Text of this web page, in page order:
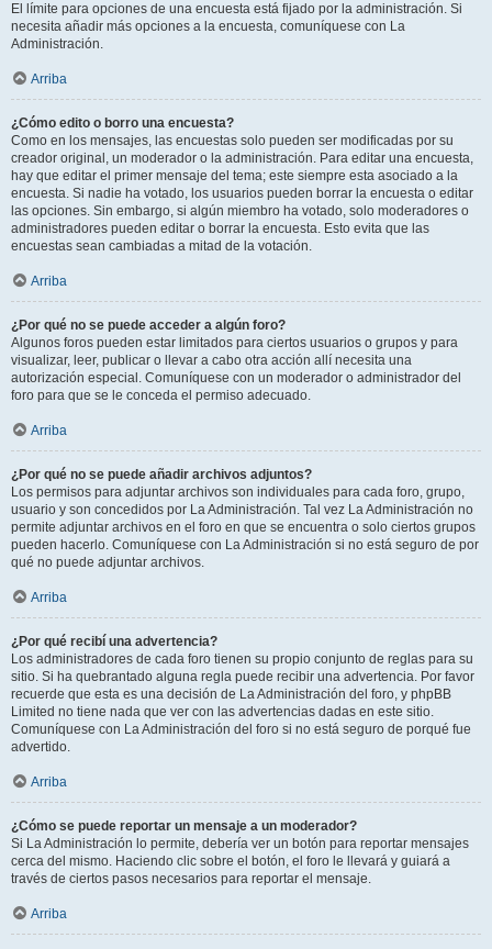
El límite para opciones de una encuesta está fijado por la administración. Si
necesita añadir más opciones a la encuesta, comuníquese con La
Administración.
Arriba
¿Cómo edito o borro una encuesta?
Como en los mensajes, las encuestas solo pueden ser modificadas por su
creador original, un moderador o la administración. Para editar una encuesta,
hay que editar el primer mensaje del tema; este siempre esta asociado a la
encuesta. Si nadie ha votado, los usuarios pueden borrar la encuesta o editar
las opciones. Sin embargo, si algún miembro ha votado, solo moderadores o
administradores pueden editar o borrar la encuesta. Esto evita que las
encuestas sean cambiadas a mitad de la votación.
Arriba
¿Por qué no se puede acceder a algún foro?
Algunos foros pueden estar limitados para ciertos usuarios o grupos y para
visualizar, leer, publicar o llevar a cabo otra acción allí necesita una
autorización especial. Comuníquese con un moderador o administrador del
foro para que se le conceda el permiso adecuado.
Arriba
¿Por qué no se puede añadir archivos adjuntos?
Los permisos para adjuntar archivos son individuales para cada foro, grupo,
usuario y son concedidos por La Administración. Tal vez La Administración no
permite adjuntar archivos en el foro en que se encuentra o solo ciertos grupos
pueden hacerlo. Comuníquese con La Administración si no está seguro de por
qué no puede adjuntar archivos.
Arriba
¿Por qué recibí una advertencia?
Los administradores de cada foro tienen su propio conjunto de reglas para su
sitio. Si ha quebrantado alguna regla puede recibir una advertencia. Por favor
recuerde que esta es una decisión de La Administración del foro, y phpBB
Limited no tiene nada que ver con las advertencias dadas en este sitio.
Comuníquese con La Administración del foro si no está seguro de porqué fue
advertido.
Arriba
¿Cómo se puede reportar un mensaje a un moderador?
Si La Administración lo permite, debería ver un botón para reportar mensajes
cerca del mismo. Haciendo clic sobre el botón, el foro le llevará y guiará a
través de ciertos pasos necesarios para reportar el mensaje.
Arriba